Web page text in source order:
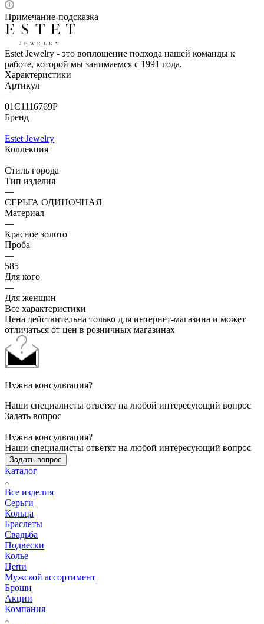
Примечание-подсказка
Estet Jewelry - это воплощение подхода нашей команды к
работе, которой мы занимаемся с 1991 года.
Характеристики
Артикул
—
01С1116769Р
Бренд
—
Estet Jewelry
Коллекция
—
Стиль города
Тип изделия
—
СЕРЬГА ОДИНОЧНАЯ
Материал
—
Красное золото
Проба
—
585
Для кого
—
Для женщин
Все характеристики
Цена действительна только для интернет-магазина и может
отличаться от цен в розничных магазинах
Нужна консультация?
Наши специалисты ответят на любой интересующий вопрос
Задать вопрос
Нужна консультация?
Наши специалисты ответят на любой интересующий вопрос
Задать вопрос
Каталог
Все изделия
Серьги
Кольца
Браслеты
Свадьба
Подвески
Колье
Цепи
Мужской ассортимент
Броши
Акции
Компания